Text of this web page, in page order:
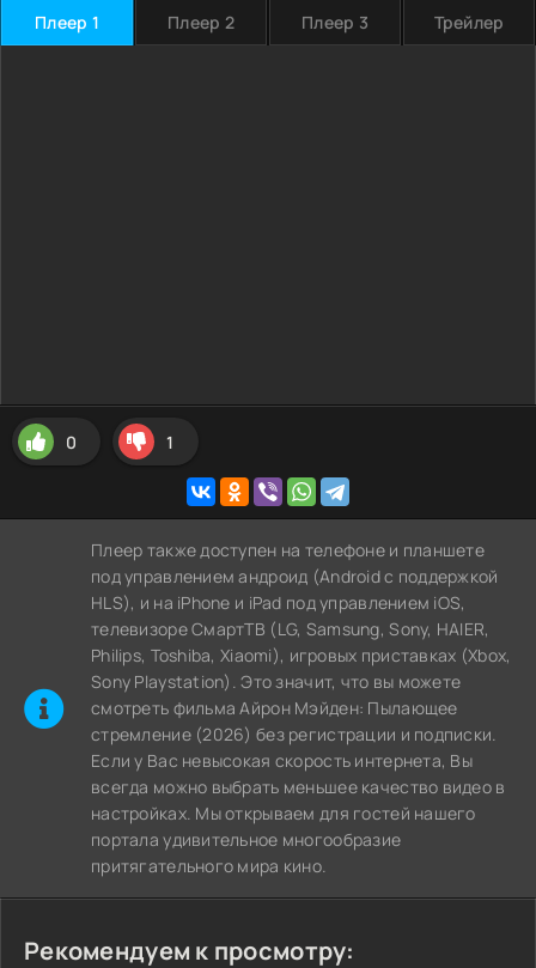
Плеер 1 Плеер 2 Плеер 3 Трейлер
0 1
Плеер также доступен на телефоне и планшете
под управлением андроид (Android с поддержкой
HLS), и на iPhone и iPad под управлением iOS,
телевизоре СмартТВ (LG, Samsung, Sony, HAIER,
Philips, Toshiba, Xiaomi), игровых приставках (Xbox,
Sony Playstation). Это значит, что вы можете
cмотреть фильма Айрон Мэйден: Пылающее
стремление (2026) без регистрации и подписки.
Если у Вас невысокая скорость интернета, Вы
всегда можно выбрать меньшее качество видео в
настройках. Мы открываем для гостей нашего
портала удивительное многообразие
притягательного мира кино.
Рекомендуем к просмотру: